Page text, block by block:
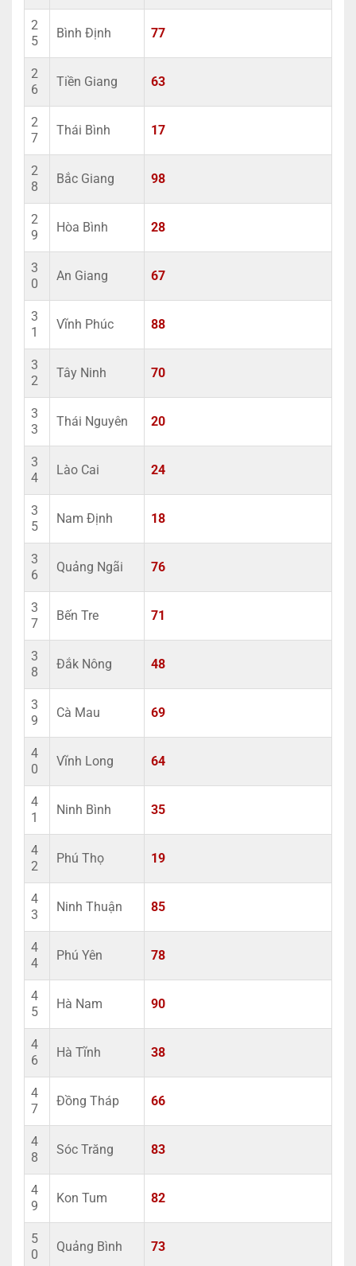
2
5
Bình Định 77
2
6
Tiền Giang 63
2
7
Thái Bình 17
2
8
Bắc Giang 98
2
9
Hòa Bình 28
3
0
An Giang 67
3
1
Vĩnh Phúc 88
3
2
Tây Ninh 70
3
3
Thái Nguyên 20
3
4
Lào Cai 24
3
5
Nam Định 18
3
6
Quảng Ngãi 76
3
7
Bến Tre 71
3
8
Đắk Nông 48
3
9
Cà Mau 69
4
0
Vĩnh Long 64
4
1
Ninh Bình 35
4
2
Phú Thọ 19
4
3
Ninh Thuận 85
4
4
Phú Yên 78
4
5
Hà Nam 90
4
6
Hà Tĩnh 38
4
7
Đồng Tháp 66
4
8
Sóc Trăng 83
4
9
Kon Tum 82
5
0
Quảng Bình 73